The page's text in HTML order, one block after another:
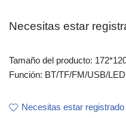
Necesitas estar
Tamaño del producto:
Función: BT/TF/FM/USB/
Necesitas estar